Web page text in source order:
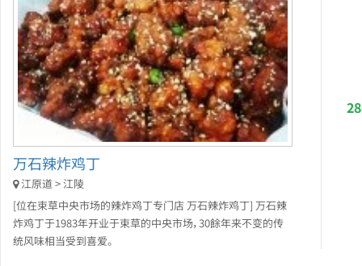
万石辣炸鸡丁
江原道 > 江陵
[位在束草中央市场的辣炸鸡丁专门店 万石辣炸鸡丁] 万石辣
炸鸡丁于1983年开业于束草的中央市场，30餘年来不变的传
统风味相当受到喜爱。